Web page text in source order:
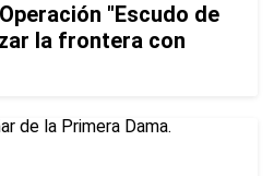
"Escudo de
la frontera con